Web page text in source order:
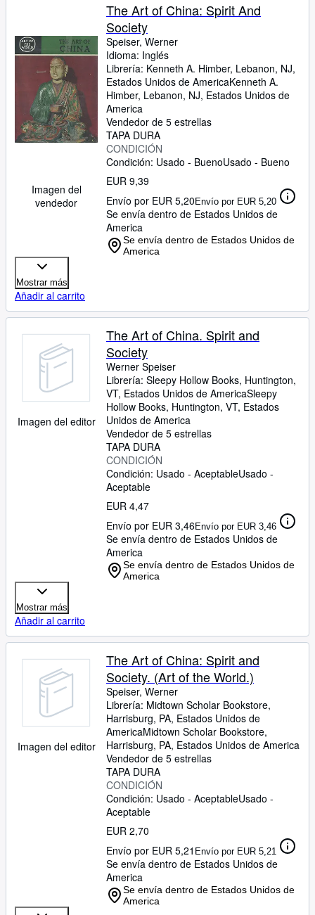
Imagen del
vendedor
The Art of China: Spirit And
Society
Speiser, Werner
Idioma: Inglés
Librería: Kenneth A. Himber, Lebanon, NJ,
Estados Unidos de AmericaKenneth A.
Himber, Lebanon, NJ, Estados Unidos de
America
Vendedor de 5 estrellas
TAPA DURA
CONDICIÓN
Condición: Usado - BuenoUsado - Bueno
EUR 9,39
Envío por EUR 5,20Envío por EUR 5,20
Se envía dentro de Estados Unidos de
America
Se envía dentro de Estados Unidos de
America
Mostrar más
Añadir al carrito
Imagen del editor
The Art of China. Spirit and
Society
Werner Speiser
Librería: Sleepy Hollow Books, Huntington,
VT, Estados Unidos de AmericaSleepy
Hollow Books, Huntington, VT, Estados
Unidos de America
Vendedor de 5 estrellas
TAPA DURA
CONDICIÓN
Condición: Usado - AceptableUsado -
Aceptable
EUR 4,47
Envío por EUR 3,46Envío por EUR 3,46
Se envía dentro de Estados Unidos de
America
Se envía dentro de Estados Unidos de
America
Mostrar más
Añadir al carrito
Imagen del editor
The Art of China: Spirit and
Society. (Art of the World.)
Speiser, Werner
Librería: Midtown Scholar Bookstore,
Harrisburg, PA, Estados Unidos de
AmericaMidtown Scholar Bookstore,
Harrisburg, PA, Estados Unidos de America
Vendedor de 5 estrellas
TAPA DURA
CONDICIÓN
Condición: Usado - AceptableUsado -
Aceptable
EUR 2,70
Envío por EUR 5,21 Envío por EUR 5,21
Se envía dentro de Estados Unidos de
America
Se envía dentro de Estados Unidos de
America